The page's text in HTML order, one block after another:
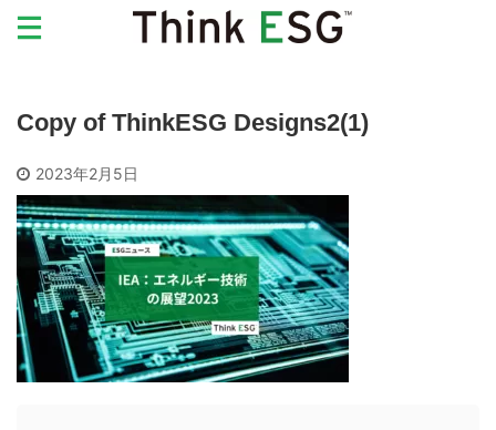
Copy of ThinkESG Designs2(1)
2023年2月5日